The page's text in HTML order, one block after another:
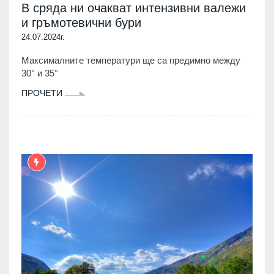
В сряда ни очакват интензивни валежи
и гръмотевични бури
24.07.2024г.
Максималните температури ще са предимно между
30° и 35°
ПРОЧЕТИ